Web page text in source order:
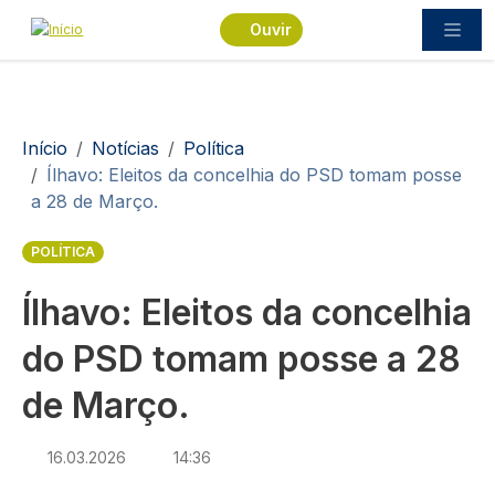
Passar para o conteúdo principal
Ouvir
Navegação estrutural
Início Notícias
Política
Ílhavo: Eleitos da concelhia do PSD tomam posse
a 28 de Março.
POLÍTICA
Ílhavo: Eleitos da concelhia
do PSD tomam posse a 28
de Março.
16.03.2026 14:36